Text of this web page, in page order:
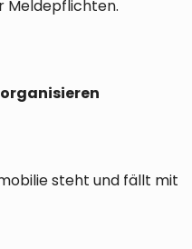
Meldepflichten.
steht und fällt mit